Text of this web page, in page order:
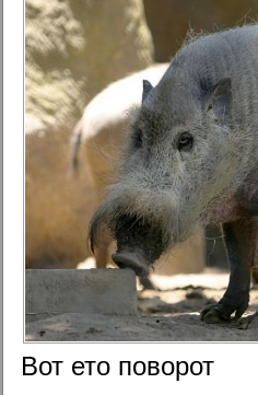
Вот ето поворот